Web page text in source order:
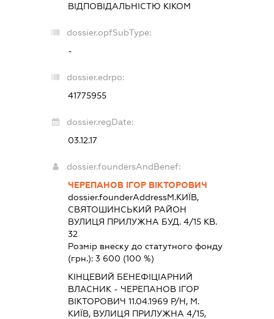
ВІДПОВІДАЛЬНІСТЮ КІКОМ
dossier.opfSubType:
-
dossier.edrpo:
41775955
dossier.regDate:
03.12.17
dossier.foundersAndBenef:
ЧЕРЕПАНОВ ІГОР ВІКТОРОВИЧ
dossier.founderAddressМ.КИЇВ,
СВЯТОШИНСЬКИЙ РАЙОН
ВУЛИЦЯ ПРИЛУЖНА БУД. 4/15 КВ.
32
Розмір внеску до статутного фонду
(грн.):3 600 (100 %)
КІНЦЕВИЙ БЕНЕФІЦІАРНИЙ
ВЛАСНИК - ЧЕРЕПАНОВ ІГОР
ВІКТОРОВИЧ 11.04.1969 Р/Н, М.
КИЇВ, ВУЛИЦЯ ПРИЛУЖНА 4/15,